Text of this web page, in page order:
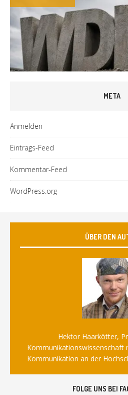
META
Anmelden
Eintrags-Feed
Kommentar-Feed
WordPress.org
ÜBER DEN
Hektor Haarkötter,
Kommunikationswissenschaft
Kommunikation an der
FOLGE UNS BEI